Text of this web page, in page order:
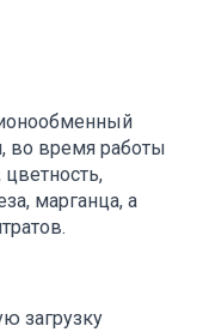
во время работы
марганца, а
загрузку